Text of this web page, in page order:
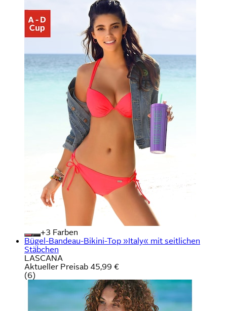
+
Farben
Bügel-Bandeau-Bikini-Top »Italy« mit seitlichen
Stäbchen
LASCANA
Aktueller Preisab 45,99 €
(6)